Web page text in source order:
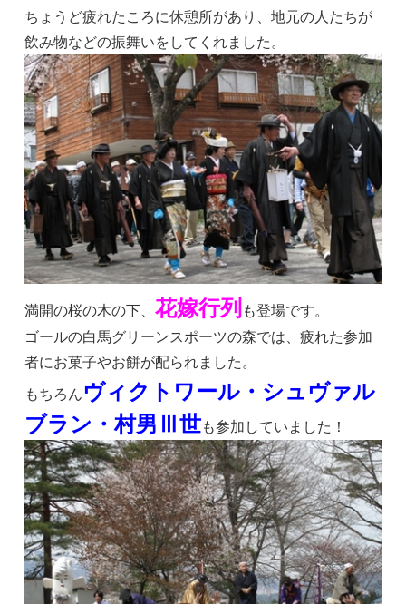
ちょうど疲れたころに休憩所があり、地元の人たちが
飲み物などの振舞いをしてくれました。
満開の桜の木の下、花嫁行列も登場です。
ゴールの白馬グリーンスポーツの森では、疲れた参加
者にお菓子やお餅が配られました。
もちろんヴィクトワール・シュヴァル
ブラン・村男Ⅲ世も参加していました！